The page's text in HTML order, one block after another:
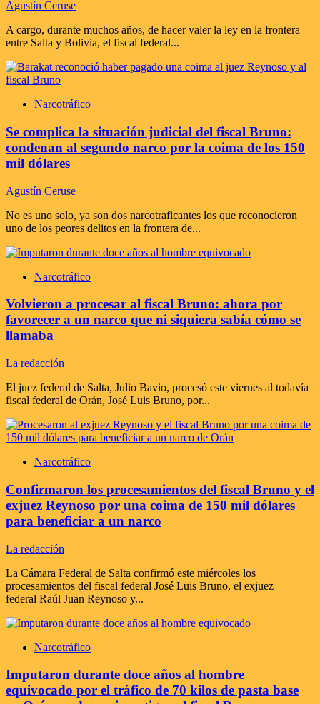
Agustín Ceruse
A cargo, durante muchos años, de hacer valer la ley en la frontera
entre Salta y Bolivia, el fiscal federal...
Narcotráfico
Se complica la situación judicial del fiscal Bruno:
condenan al segundo narco por la coima de los 150
mil dólares
Agustín Ceruse
No es uno solo, ya son dos narcotraficantes los que reconocieron
uno de los peores delitos en la frontera de...
Narcotráfico
Volvieron a procesar al fiscal Bruno: ahora por
favorecer a un narco que ni siquiera sabía cómo se
llamaba
La redacción
El juez federal de Salta, Julio Bavio, procesó este viernes al todavía
fiscal federal de Orán, José Luis Bruno, por...
Narcotráfico
Confirmaron los procesamientos del fiscal Bruno y el
exjuez Reynoso por una coima de 150 mil dólares
para beneficiar a un narco
La redacción
La Cámara Federal de Salta confirmó este miércoles los
procesamientos del fiscal federal José Luis Bruno, el exjuez
federal Raúl Juan Reynoso y...
Narcotráfico
Imputaron durante doce años al hombre
equivocado por el tráfico de 70 kilos de pasta base